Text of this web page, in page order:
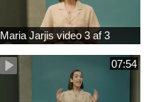
Maria Jarjis video 3 af 3
07:54